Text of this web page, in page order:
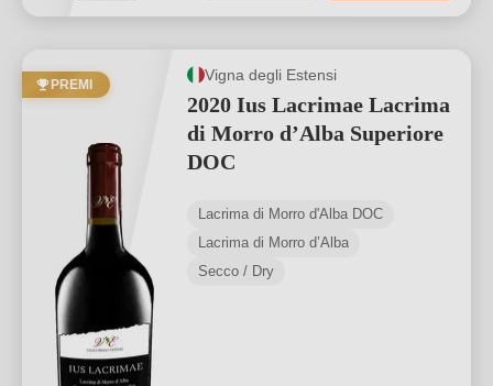
PREMI
Vigna degli Estensi
2020 Ius Lacrimae Lacrima
di Morro d’Alba Superiore
DOC
Lacrima di Morro d'Alba DOC
Lacrima di Morro d’Alba
Secco / Dry